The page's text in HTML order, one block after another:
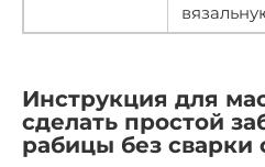
Инструкция для
сделать простой
рабицы без сварки